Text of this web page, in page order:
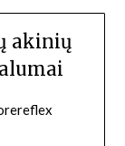
akinių